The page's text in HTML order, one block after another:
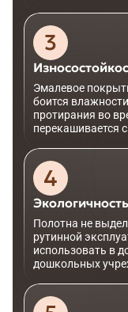
Эмалевое
боится
протирания во
перекашивается
Экологичность
Полотна не
рутинной
использовать в
дошкольных